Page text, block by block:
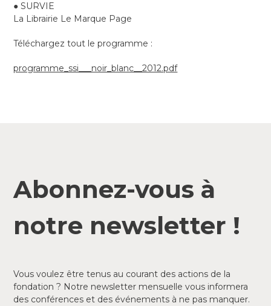
● SURVIE
La Librairie Le Marque Page
Téléchargez tout le programme :
programme_ssi___noir_blanc__2012.pdf
Abonnez-vous à
notre newsletter !
Vous voulez être tenus au courant des actions de la
fondation ? Notre newsletter mensuelle vous informera
des conférences et des événements à ne pas manquer.